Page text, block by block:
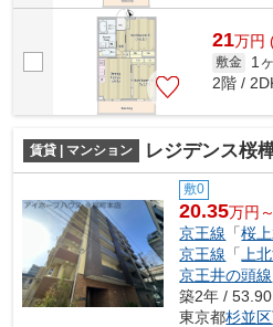
21万円
敷金 1
2階 /
賃貸 | マンション レジデンス桜
敷0
20.35万円
京王線 「桜
京王線 「 上
京王井の頭線
築2年 /
東京都杉並区